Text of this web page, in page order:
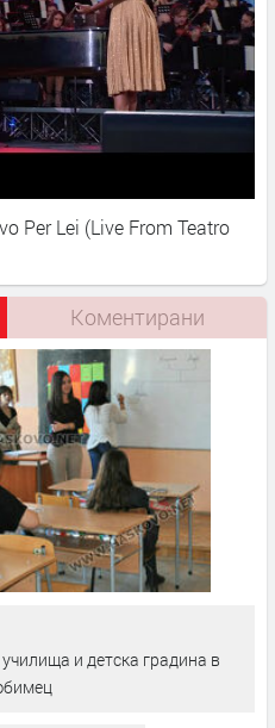
Per Lei (Live From Teatro
Коментирани
и детска градина в